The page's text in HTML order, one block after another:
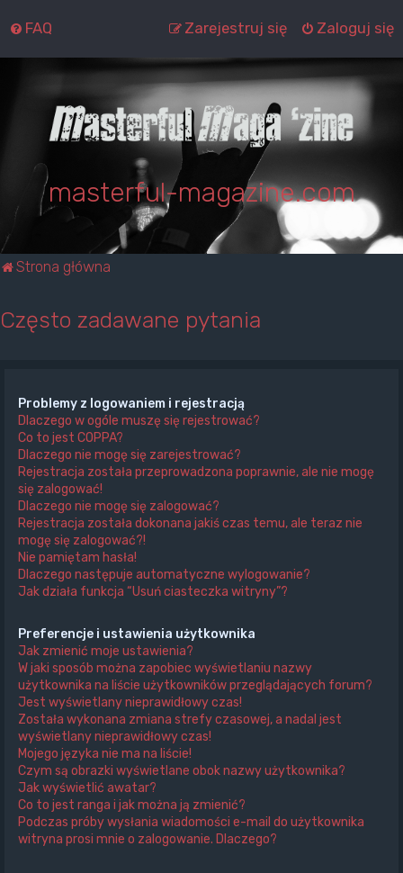
FAQ Zaloguj się
Zarejestruj się
masterful-magazine.com
Strona główna
Często zadawane pytania
Problemy z logowaniem i rejestracją
Dlaczego w ogóle muszę się rejestrować?
Co to jest COPPA?
Dlaczego nie mogę się zarejestrować?
Rejestracja została przeprowadzona poprawnie, ale nie mogę
się zalogować!
Dlaczego nie mogę się zalogować?
Rejestracja została dokonana jakiś czas temu, ale teraz nie
mogę się zalogować?!
Nie pamiętam hasła!
Dlaczego następuje automatyczne wylogowanie?
Jak działa funkcja “Usuń ciasteczka witryny”?
Preferencje i ustawienia użytkownika
Jak zmienić moje ustawienia?
W jaki sposób można zapobiec wyświetlaniu nazwy
użytkownika na liście użytkowników przeglądających forum?
Jest wyświetlany nieprawidłowy czas!
Została wykonana zmiana strefy czasowej, a nadal jest
wyświetlany nieprawidłowy czas!
Mojego języka nie ma na liście!
Czym są obrazki wyświetlane obok nazwy użytkownika?
Jak wyświetlić awatar?
Co to jest ranga i jak można ją zmienić?
Podczas próby wysłania wiadomości e-mail do użytkownika
witryna prosi mnie o zalogowanie. Dlaczego?